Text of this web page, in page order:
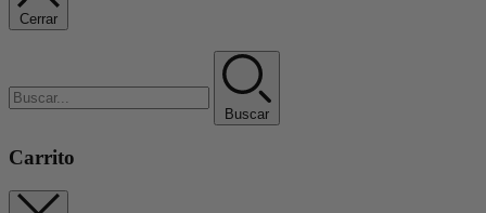
Cerrar
Buscar
Carrito